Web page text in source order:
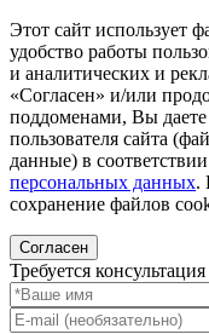
Этот сайт использует
удобство работы
и аналитических и
«Согласен» и/или
поддоменами, Вы даете
пользователя сайта
данные) в
персональных данных.
сохранение файлов
Согласен
Требуется консультация